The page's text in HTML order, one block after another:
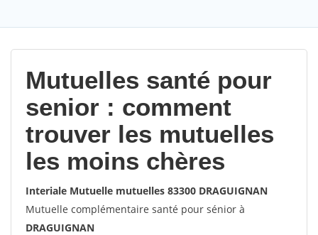
Mutuelles santé pour
senior : comment
trouver les mutuelles
les moins chères
Interiale Mutuelle mutuelles 83300 DRAGUIGNAN
Mutuelle complémentaire santé pour sénior à
DRAGUIGNAN